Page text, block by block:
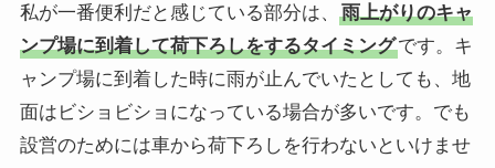
私が一番便利だと感じている部分は、
雨上がりのキャ
ンプ場に到着して荷下ろしをするタイミングです。キ
ャンプ場に到着した時に雨が止んでいたとしても、地
面はビショビショになっている場合が多いです。でも
設営のためには車から荷下ろしを行わないといけませ